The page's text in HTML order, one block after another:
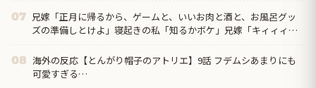
07 兄嫁「正月に帰るから、ゲームと、いいお肉と酒と、お風呂グッ
ズの準備しとけよ」寝起きの私「知るかボケ」兄嫁「キィィィィ
08 海外の反応【とんがり帽子のアトリエ】9話 フデムシあまりにも
可愛すぎる…